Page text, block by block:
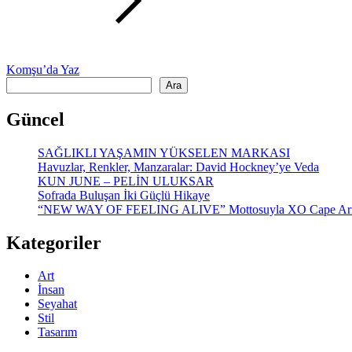
Next
Komşu’da Yaz
Ara
Güncel
SAĞLIKLI YAŞAMIN YÜKSELEN MARKASI
Havuzlar, Renkler, Manzaralar: David Hockney’ye Veda
KUN JUNE – PELİN ULUKSAR
Sofrada Buluşan İki Güçlü Hikaye
“NEW WAY OF FEELING ALIVE” Mottosuyla XO Cape
Kategoriler
Art
İnsan
Seyahat
Stil
Tasarım